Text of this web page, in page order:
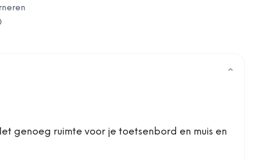
⌄
genoeg ruimte voor je toetsenbord en muis en